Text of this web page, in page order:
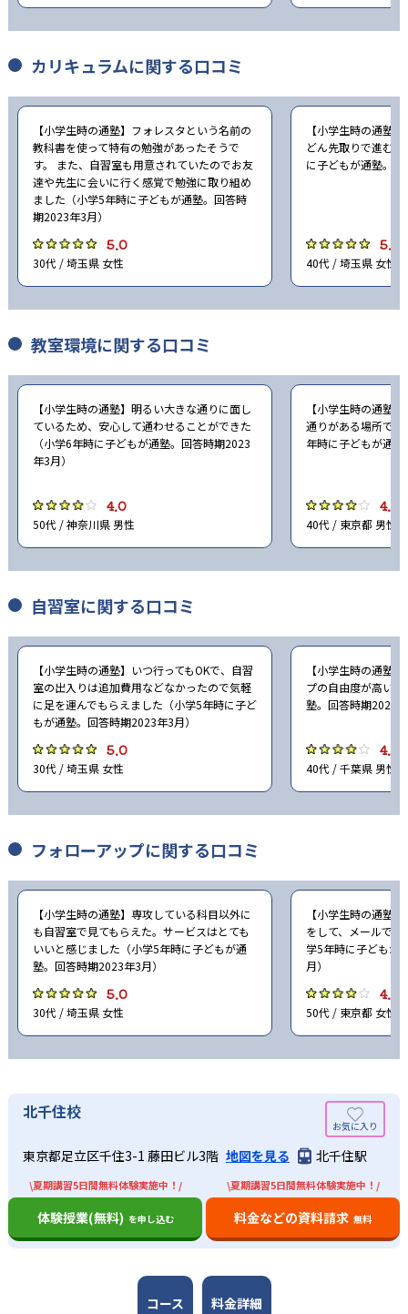
カリキュラムに関する口コミ
【小学生時の通塾】フォレスタという名前の
教科書を使って特有の勉強があったそうで
す。 また、自習室も用意されていたのでお友
達や先生に会いに行く感覚で勉強に取り組め
ました（小学5年時に子どもが通塾。回答時
期2023年3月）
5.0
30代 / 埼玉県 女性
【小学生時の通塾
どん先取りで進む
に子どもが通塾。
5.0
40代 / 埼玉県 女性
教室環境に関する口コミ
【小学生時の通塾】明るい大きな通りに面し
ているため、安心して通わせることができた
（小学6年時に子どもが通塾。回答時期2023
年3月）
4.0
50代 / 神奈川県 男性
【小学生時の通塾
通りがある場所で
年時に子どもが通
4.0
40代 / 東京都 男性
自習室に関する口コミ
【小学生時の通塾】いつ行ってもOKで、自習
室の出入りは追加費用などなかったので気軽
に足を運んでもらえました（小学5年時に子ど
もが通塾。回答時期2023年3月）
5.0
30代 / 埼玉県 女性
【小学生時の通塾
プの自由度が高い
塾。回答時期2023
4.0
40代 / 千葉県 男性
フォローアップに関する口コミ
【小学生時の通塾】専攻している科目以外に
も自習室で見てもらえた。サービスはとても
いいと感じました（小学5年時に子どもが通
塾。回答時期2023年3月）
5.0
30代 / 埼玉県 女性
【小学生時の通塾
をして、メールで
学5年時に子どもが
月）
4.0
50代 / 東京都 女性
北千住校
東京都足立区千住3-1 藤田ビル3階 地図を見る 北千住駅
\夏期講習5日間無料体験実施中！/
体験授業(無料) を申し込む
\夏期講習5日間無料体験実施中！/
料金などの資料請求 無料
コース 料金詳細